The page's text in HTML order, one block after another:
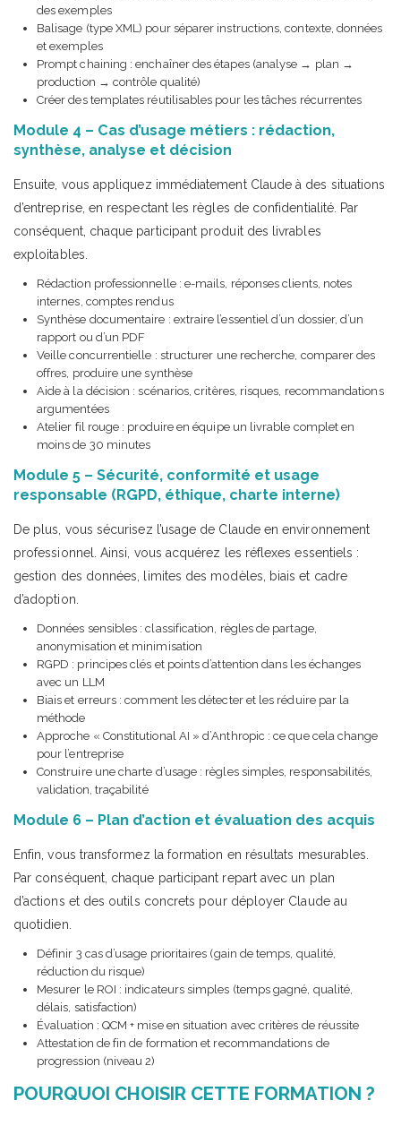
des exemples
Balisage (type XML) pour séparer instructions, contexte, données
et exemples
Prompt chaining : enchaîner des étapes (analyse → plan →
production → contrôle qualité)
Créer des templates réutilisables pour les tâches récurrentes
Module 4 – Cas d’usage métiers : rédaction,
synthèse, analyse et décision
Ensuite, vous appliquez immédiatement Claude à des situations
d’entreprise, en respectant les règles de confidentialité. Par
conséquent, chaque participant produit des livrables
exploitables.
Rédaction professionnelle : e-mails, réponses clients, notes
internes, comptes rendus
Synthèse documentaire : extraire l’essentiel d’un dossier, d’un
rapport ou d’un PDF
Veille concurrentielle : structurer une recherche, comparer des
offres, produire une synthèse
Aide à la décision : scénarios, critères, risques, recommandations
argumentées
Atelier fil rouge : produire en équipe un livrable complet en
moins de 30 minutes
Module 5 – Sécurité, conformité et usage
responsable (RGPD, éthique, charte interne)
De plus, vous sécurisez l’usage de Claude en environnement
professionnel. Ainsi, vous acquérez les réflexes essentiels :
gestion des données, limites des modèles, biais et cadre
d’adoption.
Données sensibles : classification, règles de partage,
anonymisation et minimisation
RGPD : principes clés et points d’attention dans les échanges
avec un LLM
Biais et erreurs : comment les détecter et les réduire par la
méthode
Approche « Constitutional AI » d’Anthropic : ce que cela change
pour l’entreprise
Construire une charte d’usage : règles simples, responsabilités,
validation, traçabilité
Module 6 – Plan d’action et évaluation des acquis
Enfin, vous transformez la formation en résultats mesurables.
Par conséquent, chaque participant repart avec un plan
d’actions et des outils concrets pour déployer Claude au
quotidien.
Définir 3 cas d’usage prioritaires (gain de temps, qualité,
réduction du risque)
Mesurer le ROI : indicateurs simples (temps gagné, qualité,
délais, satisfaction)
Évaluation : QCM + mise en situation avec critères de réussite
Attestation de fin de formation et recommandations de
progression (niveau 2)
POURQUOI CHOISIR CETTE FORMATION ?